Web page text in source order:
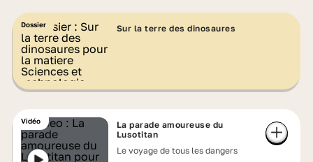
Dossier Sur la terre des dinosaures
Vidéo
La parade amoureuse du
Lusotitan
Le voyage de tous les dangers